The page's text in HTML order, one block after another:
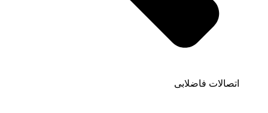
اتصالات فاضلابی